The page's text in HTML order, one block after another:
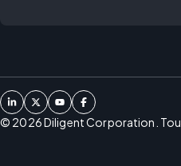
© 2026Diligent Corporation.